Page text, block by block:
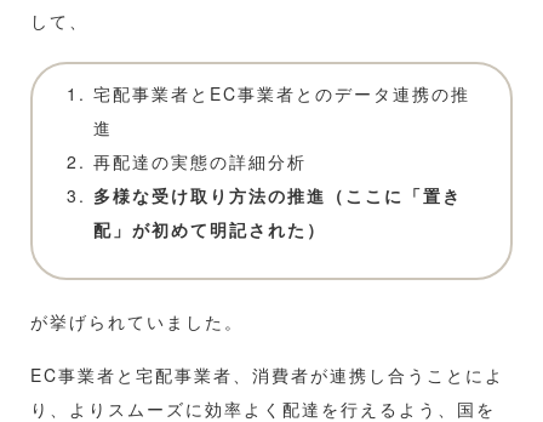
して、
宅配事業者とEC事業者とのデータ連携の推
進
再配達の実態の詳細分析
多様な受け取り方法の推進（ここに「置き
配」が初めて明記された）
が挙げられていました。
EC事業者と宅配事業者、消費者が連携し合うことによ
り、よりスムーズに効率よく配達を行えるよう、国を